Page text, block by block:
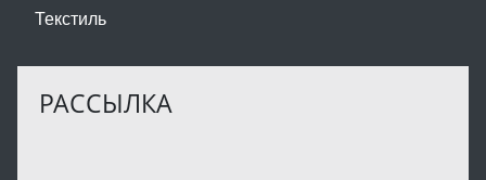
Текстиль
РАССЫЛКА